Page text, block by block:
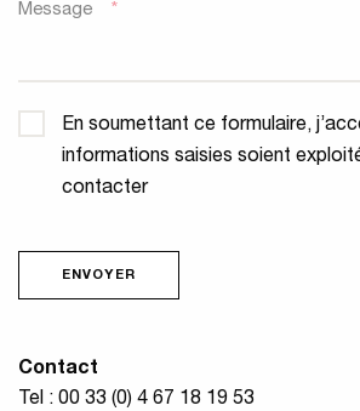
Message *
Confidentialité *
En soumettant ce formulaire,
informations saisies soient
contacter
ENVOYER
Contact
Tel : 00 33 (0) 4 67 18 19 53